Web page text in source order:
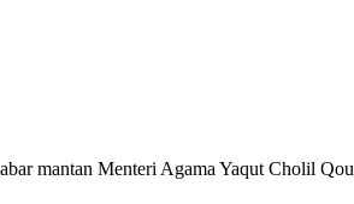
mantan Menteri Agama Yaqut Cholil